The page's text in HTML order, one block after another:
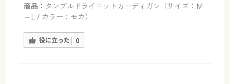
商品： タンブルドライニットカーディガン（サイズ：M
～L / カラー：モカ）
役に立った 0